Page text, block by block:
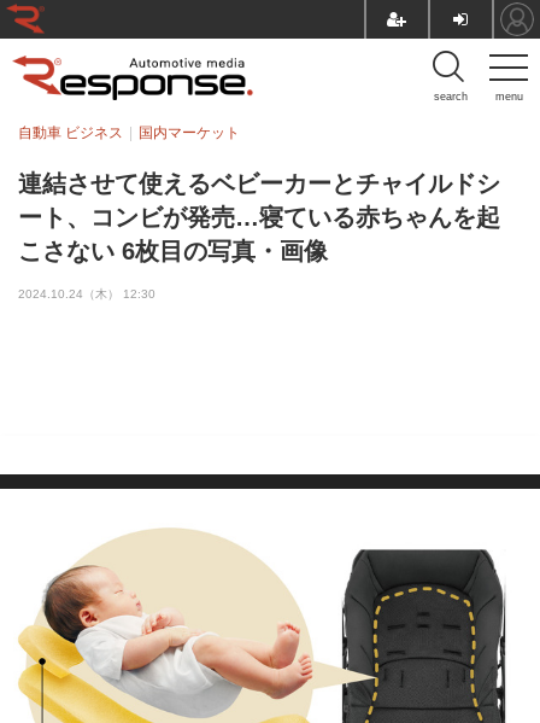
menu
search
連結させて使えるベビーカーとチャイルドシ
ート、コンビが発売…寝ている赤ちゃんを起
こさない 6枚目の写真・画像
自動車 ビジネス 国内マーケット
2024.10.24（木） 12:30